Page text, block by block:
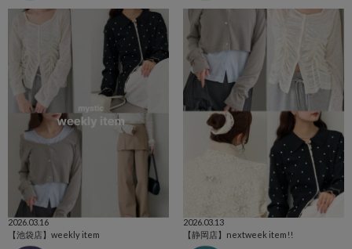
2026.03.16
【池袋店】weekly item
2026.03.13
【静岡店】nextweek item!!